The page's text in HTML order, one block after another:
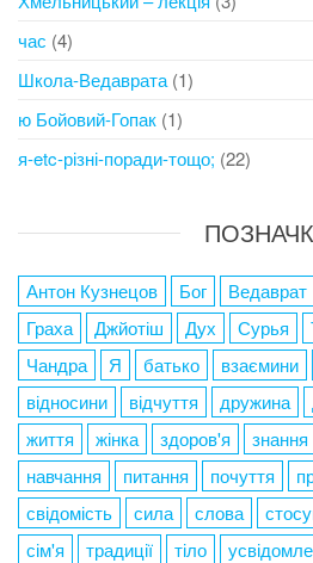
час (4)
Школа-Ведаврата (1)
ю Бойовий-Гопак (1)
я-etc-різні-поради-тощо; (22)
Антон Кузнецов Бог Ведаврат
Граха
Джйотіш Дух Сурья
Чандра
Я батько взаємини
відносини
відчуття дружина
життя
жінка здоров'я знання
навчання
питання почуття
свідомість
сила слова
сім'я
традиції тіло